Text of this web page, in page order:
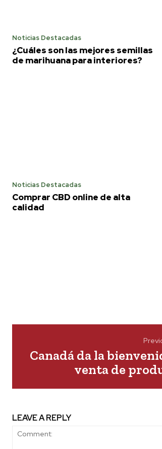
Noticias Destacadas
¿Cuáles son las mejores semillas
de marihuana para interiores?
Noticias Destacadas
Comprar CBD online de alta
calidad
Canadá da la
venta de
LEAVE A REPLY